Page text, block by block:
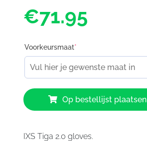
€71.95
Voorkeursmaat*
IXS
Tiga
2.0
aantal
Op bestellijst plaatsen
IXS Tiga 2.0 gloves.